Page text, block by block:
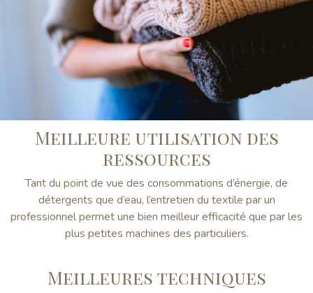
Meilleure utilisation des
ressources
Tant du point de vue des consommations d’énergie, de
détergents que d’eau, l’entretien du textile par un
professionnel permet une bien meilleur efficacité que par les
plus petites machines des particuliers.
Meilleures techniques